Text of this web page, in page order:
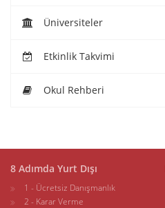
Üniversiteler
Etkinlik Takvimi
Okul Rehberi
8 Adımda Yurt Dışı
1 - Ücretsiz Danışmanlık
2 - Karar Verme